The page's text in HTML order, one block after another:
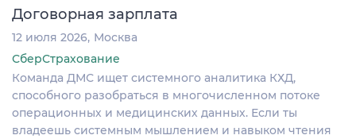
Договорная зарплата
12 июля 2026 Москва
СберСтрахование
Команда ДМС ищет системного аналитика КХД,
способного разобраться в многочисленном потоке
операционных и медицинских данных. Если ты
владеешь системным мышлением и навыком чтения